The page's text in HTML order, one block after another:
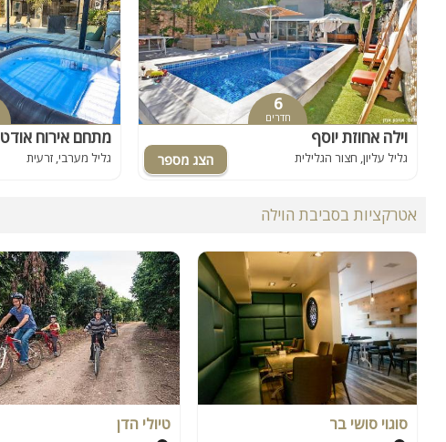
6
חדרים
וילה אחוזת יוסף
גליל עליון, חצור הגלילית
מתחם אירוח אודט
גליל מערבי, זרעית
אטרקציות בסביבת הוילה
סוגוי סושי בר טיולי הדן